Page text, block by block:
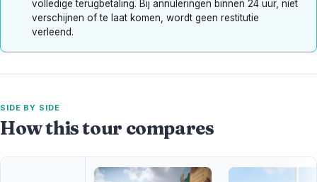
volledige terugbetaling. Bij annuleringen binnen 24 uur, niet
verschijnen of te laat komen, wordt geen restitutie
verleend.
SIDE BY SIDE
How this tour compares